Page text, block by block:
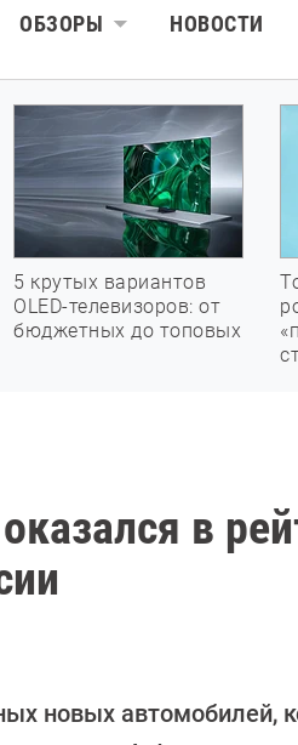
ОБЗОРЫ НОВОСТИ
5 крутых вариантов
OLED-телевизоров: от
бюджетных до топовых
в
новых автомобилей,